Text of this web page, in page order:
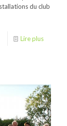
du club
Lire plus